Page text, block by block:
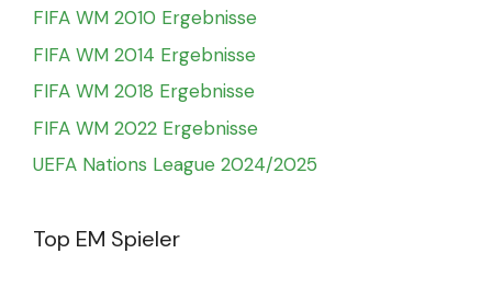
FIFA WM 2010 Ergebnisse
FIFA WM 2014 Ergebnisse
FIFA WM 2018 Ergebnisse
FIFA WM 2022 Ergebnisse
UEFA Nations League 2024/2025
Top EM Spieler